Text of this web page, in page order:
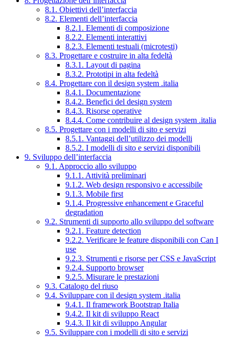
8.1. Obiettivi dell’interfaccia
8.2. Elementi dell’interfaccia
8.2.1. Elementi di composizione
8.2.2. Elementi interattivi
8.2.3. Elementi testuali (microtesti)
8.3. Progettare e costruire in alta fedeltà
8.3.1. Layout di pagina
8.3.2. Prototipi in alta fedeltà
8.4. Progettare con il design system .italia
8.4.1. Documentazione
8.4.2. Benefici del design system
8.4.3. Risorse operative
8.4.4. Come contribuire al design system .italia
8.5. Progettare con i modelli di sito e servizi
8.5.1. Vantaggi dell’utilizzo dei modelli
8.5.2. I modelli di sito e servizi disponibili
9. Sviluppo dell’interfaccia
9.1. Approccio allo sviluppo
9.1.1. Attività preliminari
9.1.2. Web design responsivo e accessibile
9.1.3. Mobile first
9.1.4. Progressive enhancement e Graceful
degradation
9.2. Strumenti di supporto allo sviluppo del software
9.2.1. Feature detection
9.2.2. Verificare le feature disponibili con Can I
use
9.2.3. Strumenti e risorse per CSS e JavaScript
9.2.4. Supporto browser
9.2.5. Misurare le prestazioni
9.3. Catalogo del riuso
9.4. Sviluppare con il design system .italia
9.4.1. Il framework Bootstrap Italia
9.4.2. Il kit di sviluppo React
9.4.3. Il kit di sviluppo Angular
9.5. Sviluppare con i modelli di sito e servizi